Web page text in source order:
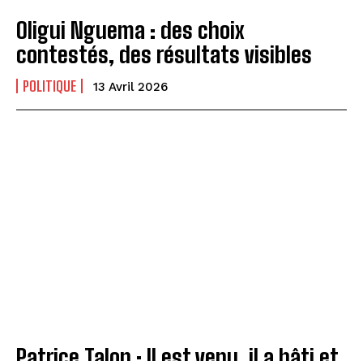
Oligui Nguema : des choix
contestés, des résultats visibles
POLITIQUE 13 Avril 2026